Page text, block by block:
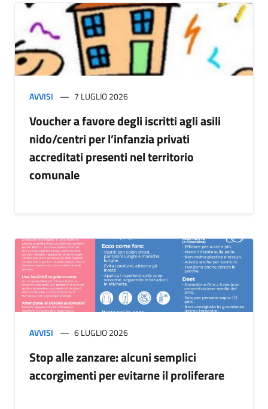
AVVISI 7 LUGLIO 2026
Voucher a favore degli iscritti agli asili
nido/centri per l’infanzia privati
accreditati presenti nel territorio
comunale
AVVISI 6 LUGLIO 2026
Stop alle zanzare: alcuni semplici
accorgimenti per evitarne il proliferare